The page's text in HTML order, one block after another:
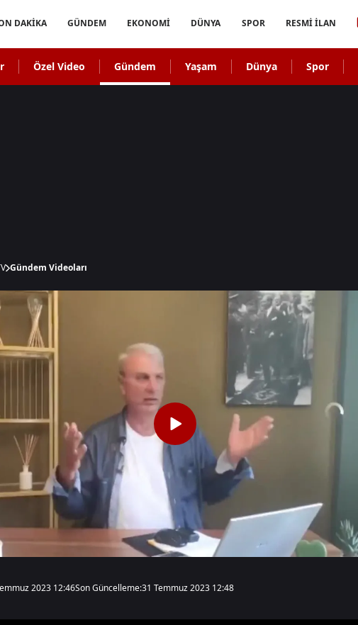
DAKİKA GÜNDEM EKONOMİ DÜNYA SPOR RESMİ İLAN
Özel Video Gündem Yaşam Dünya Spor
Gündem Videoları
2023 12:46Son Güncelleme:31 Temmuz 2023 12:48